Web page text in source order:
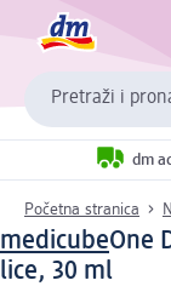
Pretraži i
dm
Početna stranica
medicubeOne
lice, 30 ml